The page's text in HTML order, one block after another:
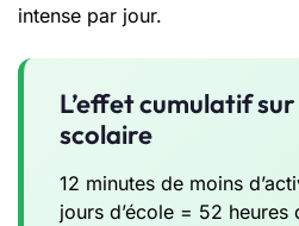
intense par jour.
L’effet cumulatif
scolaire
12 minutes de moins
jours d’école = 52 heures